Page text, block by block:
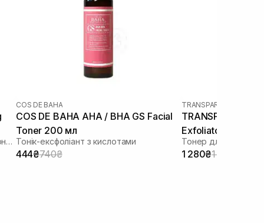
Антиоксидантний та балансуючий тонер
COS DE BAHA
COS DE BAHA AHA / BHA GS Facial
Toner 200 мл
Тонік-ексфоліант з кислотами
444₴740₴
TRANSPARENT-LAB
TRANSPARENT-
Exfoliator 130 мл
Тонер для
1 280₴1 707₴